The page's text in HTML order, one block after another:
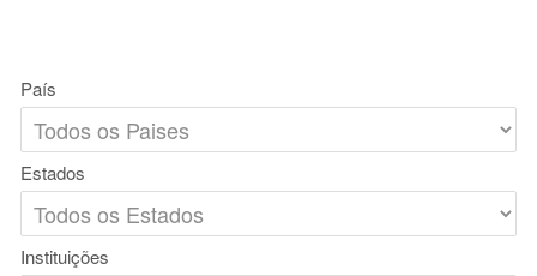
País
Estados
Instituições